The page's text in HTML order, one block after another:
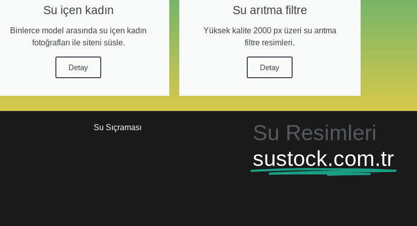
Su içen kadın
Binlerce model arasında su içen kadın
fotoğrafları ile siteni süsle.
Detay
Su arıtma filtre
Yüksek kalite 2000 px üzeri su arıtma
filtre resimleri.
Detay
Su Sıçraması
Su Resimleri
sustock.com.tr